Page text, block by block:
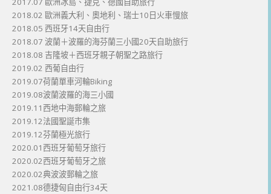
2018.02 歐洲義大利、奧地利、瑞士10日火車慢旅
2018.05 西班牙14天自由行
2018.07 波蘭＋波羅的海芬蘭三小國20天自助旅行
2018.08 吉隆坡＋西班牙親子朝聖之路旅行
2019.02 西葡自由行
2019.07荷蘭單車河輪Biking
2019.08波蘭波羅的海三小國
2019.11西地中海郵輪之旅
2019.12法國聖誕市集
2019.12芬蘭極光旅行
2020.01西班牙葡萄牙旅行
2020.02西班牙葡萄牙之旅
2020.02典波波郵輪之旅
2021.08德捷匈自由行34天